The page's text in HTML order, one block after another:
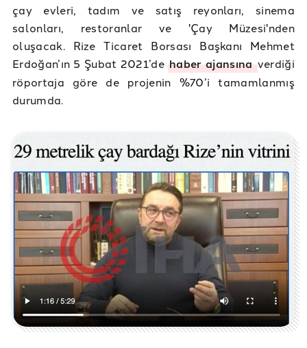
çay evleri, tadım ve satış reyonları, sinema
salonları, restoranlar ve 'Çay Müzesi'nden
oluşacak. Rize Ticaret Borsası Başkanı Mehmet
Erdoğan’ın 5 Şubat 2021’dehaber ajansınaverdiği
röportaja göre de projenin %70’i tamamlanmış
durumda.